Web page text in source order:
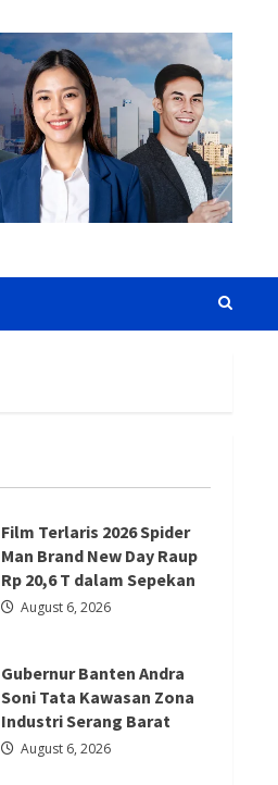
Film Terlaris 2026 Spider
Man Brand New Day Raup
Rp 20,6 T dalam Sepekan
August 6, 2026
Gubernur Banten Andra
Soni Tata Kawasan Zona
Industri Serang Barat
August 6, 2026